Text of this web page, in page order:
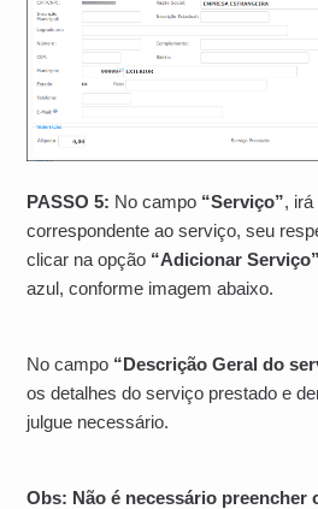
PASSO 5: No campo “Serviço”,
correspondente ao serviço, seu
clicar na opção “Adicionar Serviço”
azul, conforme imagem abaixo.
No campo “Descrição Geral do
os detalhes do serviço prestado e
julgue necessário.
Obs: Não é necessário preencher